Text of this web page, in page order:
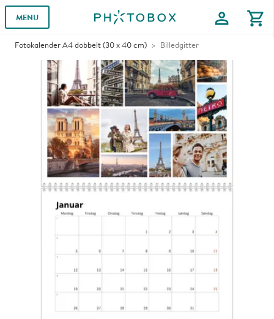
MENU profile shopping_cart
Fotokalender A4 dobbelt (30 x 40 cm) Billedgitter